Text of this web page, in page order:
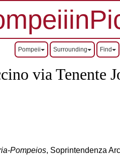
Pompeii Surrounding Find
via Tenente
Pompeios, Soprintendenza